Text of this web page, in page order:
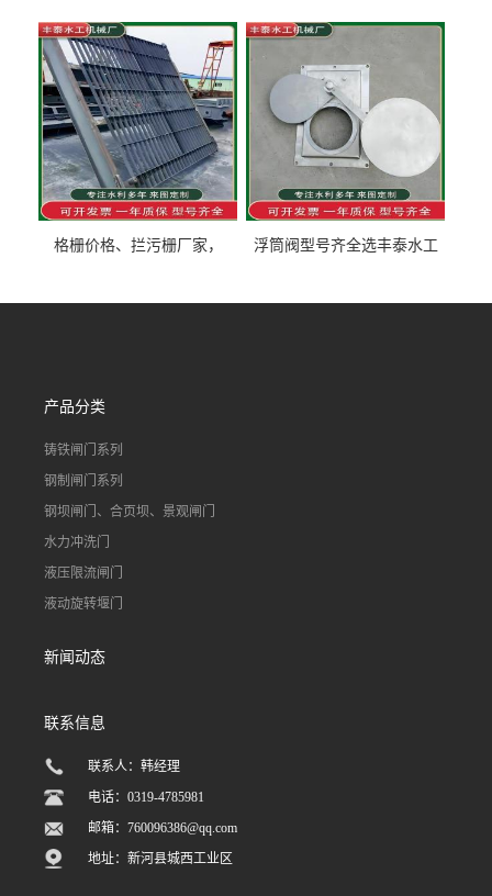
泰制造
型号齐全
格栅价格、拦污栅厂家，
浮筒阀型号齐全选丰泰水工
道水库电站污水处理钢制闸
产品分类
铸铁闸门系列
钢制闸门系列
钢坝闸门、合页坝、景观闸门
水力冲洗门
液压限流闸门
液动旋转堰门
新闻动态
联系信息
联系人：韩经理
电话：0319-4785981
邮箱：760096386@qq.com
地址：新河县城西工业区